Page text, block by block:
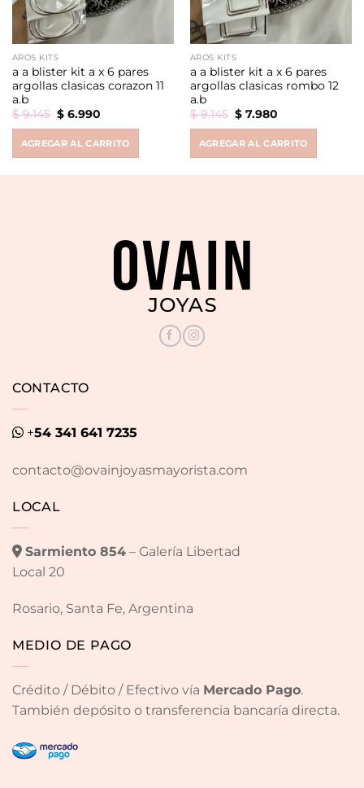
AROS KITS
a a blister kit a x 6 pares
argollas clasicas corazon 11
a.b
$9.145 Original
price
$ 9.145.
$6.990Current
$ 6.990.
AGREGAR AL CARRITO
AROS KITS
a a blister kit a x 6 pares
argollas clasicas rombo 12
a.b
$9.145 Original
price
$ 9.145.
$7.980Current
$ 7.980.
AGREGAR AL CARRITO
LOCAL
Sarmiento 854– Galería Libertad
Local 20
Rosario, Santa Fe, Argentina
MEDIO DE PAGO
Crédito / Débito / Efectivo vía Mercado Pago.
También depósito o transferencia bancaría directa.
CONTACTO
+54 341 641 7235
contacto@ovainjoyasmayorista.com